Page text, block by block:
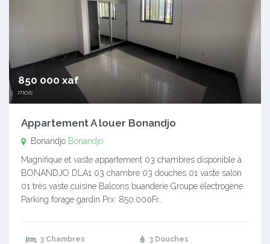
850 000 xaf
mois
Appartement A louer Bonandjo
Bonandjo Bonandjo
Magnifique et vaste appartement 03 chambres disponible à
BONANDJO DLA1 03 chambre 03 douches 01 vaste salon
01 très vaste cuisine Balcons buanderie Groupe électrogène
Parking forage gardin Prx: 850.000Fr…
3 Chambres 3 Douches